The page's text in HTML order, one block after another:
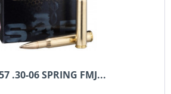
.30-06 SPRING FMJ...